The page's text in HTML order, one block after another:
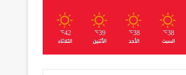
38
℃
السبت
38
℃
الأحد
39
℃
الأثنين
42
℃
الثلاثاء